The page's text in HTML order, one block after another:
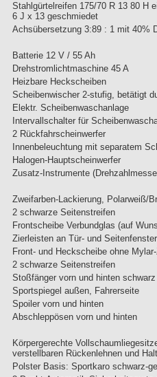
Stahlgürtelreifen 175/70 R 13 80 H
6 J x 13 geschmiedet
Achsübersetzung 3:89 : 1 mit 40%
Batterie 12 V / 55 Ah
Drehstromlichtmaschine 45 A
Heizbare Heckscheiben
Scheibenwischer 2-stufig, betätigt
Elektr. Scheibenwaschanlage
Intervallschalter für
2 Rückfahrscheinwerfer
Innenbeleuchtung mit separatem
Halogen-Hauptscheinwerfer
Zusatz-Instrumente
Zweifarben-Lackierung, Polarweiß/
2 schwarze Seitenstreifen
Frontscheibe Verbundglas (auf
Zierleisten an Tür- und
Front- und Heckscheibe ohne
2 schwarze Seitenstreifen
Stoßfänger vorn und hinten
Sportspiegel außen, Fahrerseite
Spoiler vorn und hinten
Abschleppösen vorn und hinten
Körpergerechte
verstellbaren Rückenlehnen und
Polster Basis: Sportkaro schwarz-